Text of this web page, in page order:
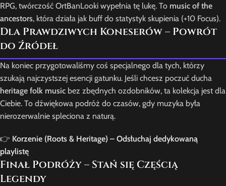
RPG, twórczość OrtBanLooki wypełnia tę lukę. To music of the
ancestors, która działa jak buff do statystyk skupienia (+10 Focus).
Dla Prawdziwych Koneserów – Powrót
do Źródeł
Na koniec przygotowaliśmy coś specjalnego dla tych, którzy
szukają najczystszej esencji gatunku. Jeśli chcesz poczuć ducha
heritage folk music bez zbędnych ozdobników, ta kolekcja jest dla
Ciebie. To dźwiękowa podróż do czasów, gdy muzyka była
nierozerwalnie spleciona z naturą.
👉 Korzenie (Roots & Heritage) – Odsłuchaj dedykowaną
playlistę
Finał Podróży – Stań się Częścią
Legendy